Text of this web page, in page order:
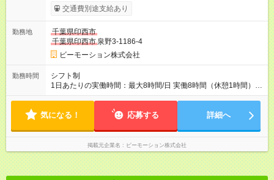
交通費別途支給あり
勤務地
千葉県印西市
千葉県印西市 泉野3-1186-4
ビーモーション株式会社
勤務時間
シフト制
1日あたりの実働時間：最大8時間/日 実働8時間（休憩1時間）の
勤務となります。 ▼シフト例 9:00～17:00 12:00～20:00
気になる！ 応募する 詳細へ
掲載元企業名 ビーモーション株式会社